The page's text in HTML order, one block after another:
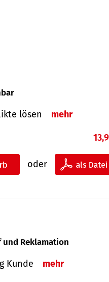
lösen mehr
oder
und Reklamation
Kunde mehr